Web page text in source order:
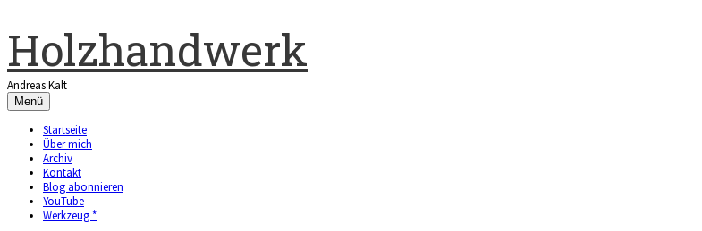
überspringen
Holzhandwerk
Andreas Kalt
Menü
Startseite
Über mich
Archiv
Kontakt
Blog abonnieren
YouTube
Werkzeug *